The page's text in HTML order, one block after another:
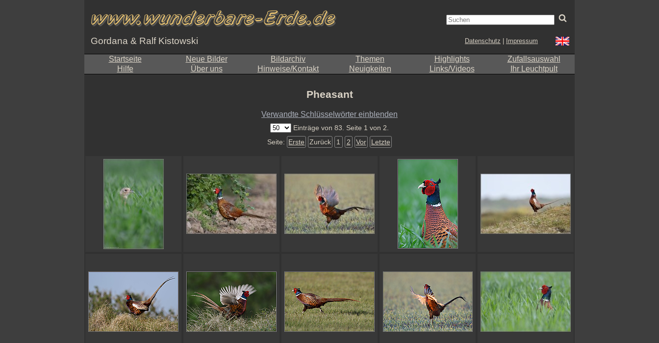
Gordana & Ralf Kistowski Datenschutz Impressum
Startseite Neue Bilder Bildarchiv Themen Highlights
Zufallsauswahl
Hilfe
Über uns Hinweise/Kontakt Neuigkeiten Links/Videos Ihr Leuchtpult
Pheasant
Verwandte Schlüsselwörter einblenden
Einträge von 83. Seite 1 von 2.
Seite: Erste Zurück 1 2 Vor Letzte